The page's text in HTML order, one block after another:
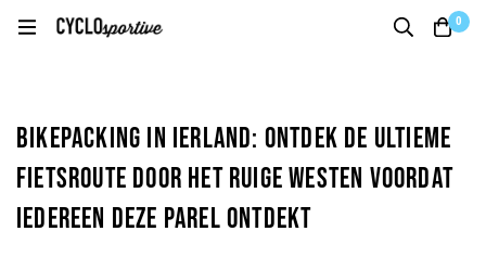
0
Bikepacking in Ierland: ontdek de ultieme
fietsroute door het ruige westen voordat
iedereen deze parel ontdekt